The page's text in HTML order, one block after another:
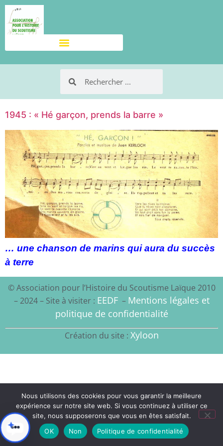
1945 : « Hé garçon, prends la barre »
… une chanson de marins qui aura du succès
à terre
© Association pour l’Histoire du Scoutisme Laïque 2010
– 2024 – Site à visiter : EEDF– Mentions légales et
politique de confidentialité
Création du site : Xyloon
Nous utilisons des cookies pour vous garantir la meilleure
expérience sur notre site web. Si vous continuez à utiliser ce
site, nous supposerons que vous en êtes satisfait.
OK
Non Politique de confidentialité